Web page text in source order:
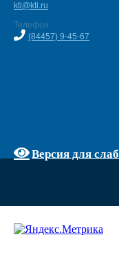
kti@kti.ru
Телефон:
(84457) 9-45-67
Версия для